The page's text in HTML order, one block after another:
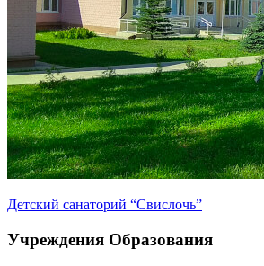
Детский санаторий “Свислочь”
Учреждения Образования